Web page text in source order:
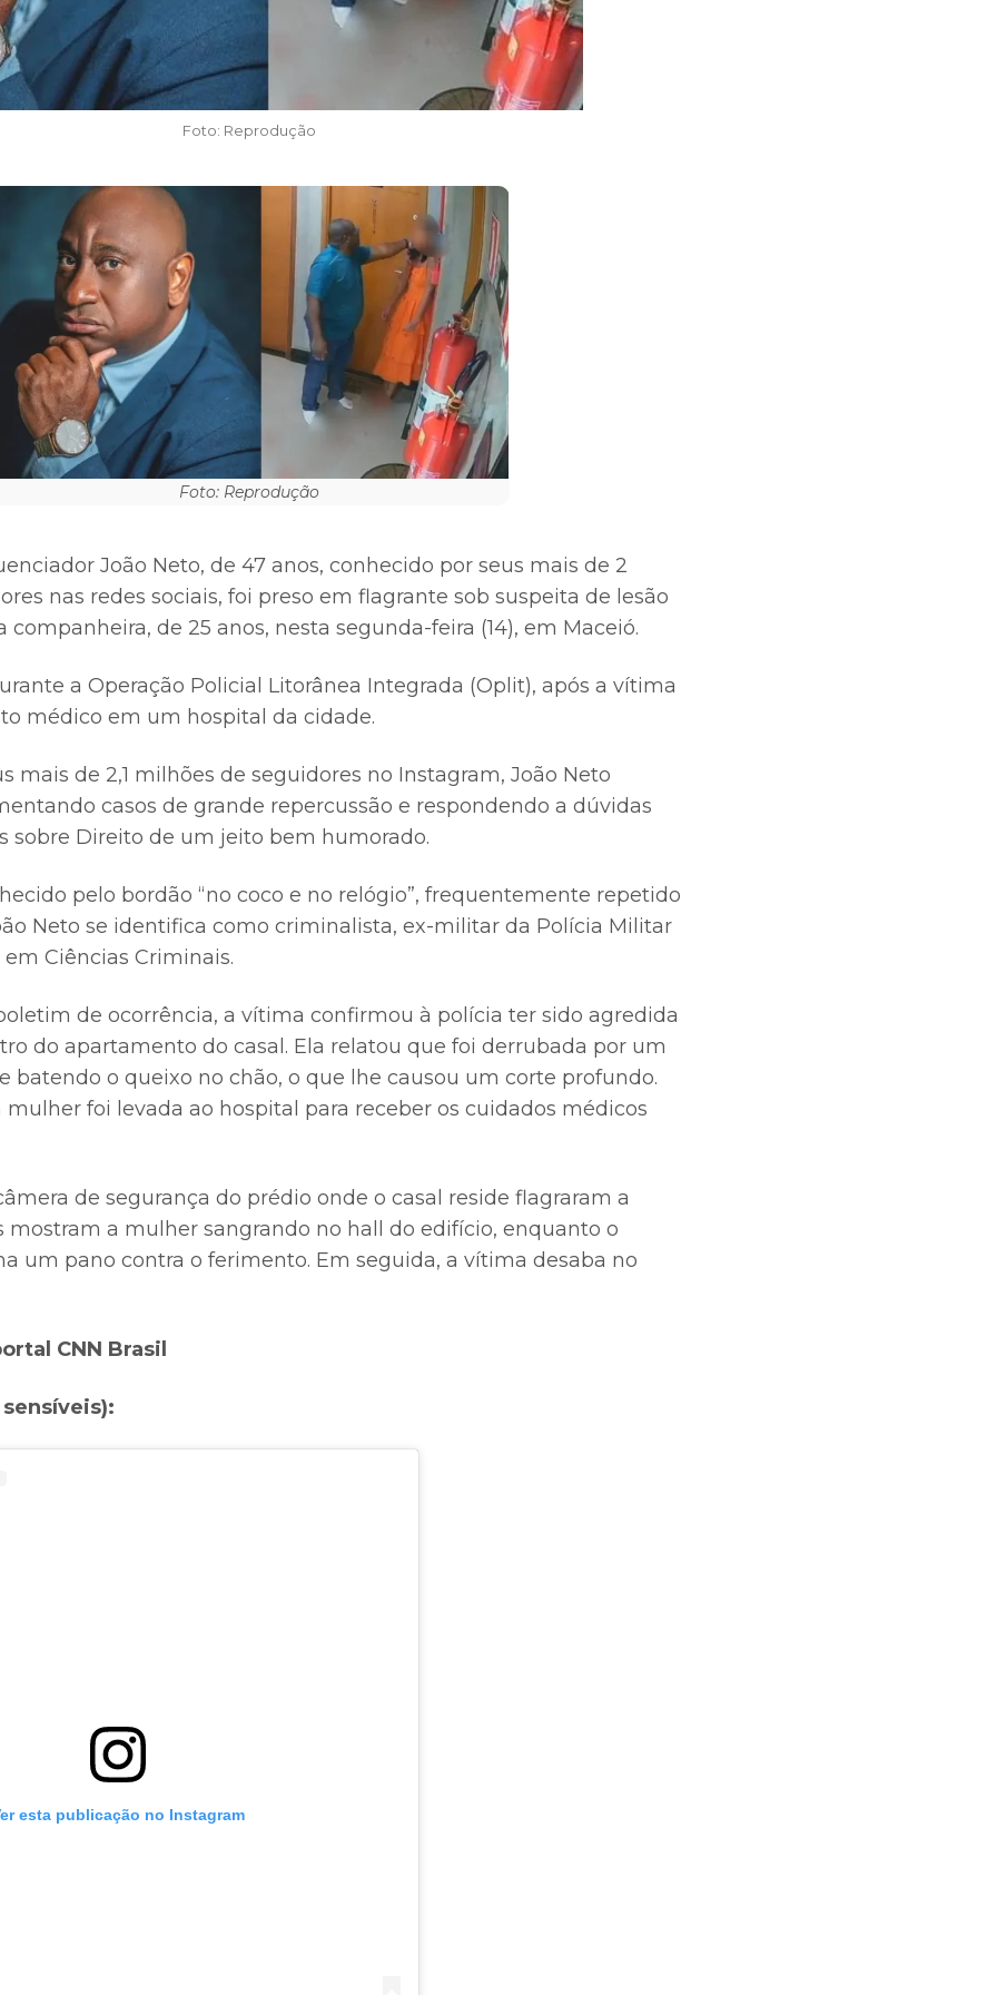
Foto: Reprodução
Foto: Reprodução
João Neto, de 47 anos, conhecido por seus mais de 2
nas redes sociais, foi preso em flagrante sob suspeita de lesão
companheira, de 25 anos, nesta segunda-feira (14), em Maceió.
a Operação Policial Litorânea Integrada (Oplit), após a vítima
médico em um hospital da cidade.
mais de 2,1 milhões de seguidores no Instagram, João Neto
casos de grande repercussão e respondendo a dúvidas
sobre Direito de um jeito bem humorado.
pelo bordão “no coco e no relógio”, frequentemente repetido
Neto se identifica como criminalista, ex-militar da Polícia Militar
Ciências Criminais.
de ocorrência, a vítima confirmou à polícia ter sido agredida
do apartamento do casal. Ela relatou que foi derrubada por um
batendo o queixo no chão, o que lhe causou um corte profundo.
mulher foi levada ao hospital para receber os cuidados médicos
de segurança do prédio onde o casal reside flagraram a
mostram a mulher sangrando no hall do edifício, enquanto o
um pano contra o ferimento. Em seguida, a vítima desaba no
CNN Brasil
esta publicação no Instagram